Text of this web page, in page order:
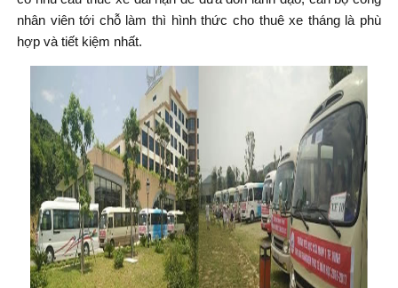
nhân viên tới chỗ làm thì hình thức cho thuê xe tháng là phù
hợp và tiết kiệm nhất.